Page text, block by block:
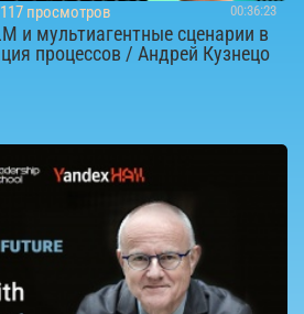
00:36:23
просмотров
и мультиагентные сценарии в
процессов / Андрей Кузнецо